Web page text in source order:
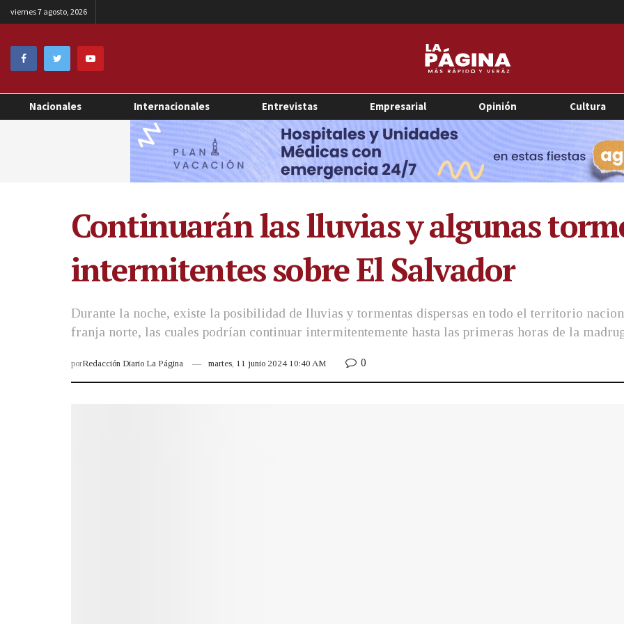
viernes 7 agosto, 2026
Nacionales Internacionales Entrevistas Empresarial Opinión Cultura
Continuarán las lluvias y algunas
intermitentes sobre El Salvador
Durante la noche, existe la posibilidad de lluvias y tormentas dispersas en todo el territorio
franja norte, las cuales podrían continuar intermitentemente hasta las primeras horas de la
porRedacción Diario La Página martes, 11 junio 2024 10:40 AM 0